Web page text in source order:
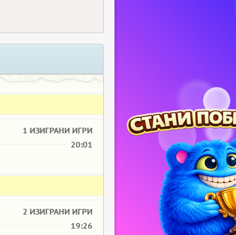
1 ИЗИГРАНИ ИГРИ
20:01
2 ИЗИГРАНИ ИГРИ
19:26